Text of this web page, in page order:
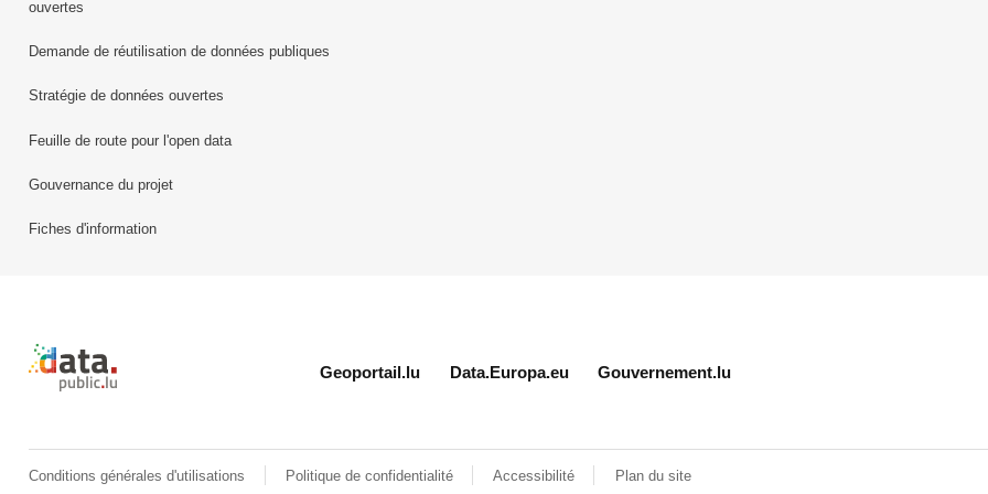
ouvertes
Demande de réutilisation de données publiques
Stratégie de données ouvertes
Feuille de route pour l'open data
Gouvernance du projet
Fiches d'information
Retour à l'accueil de data.public.lu
Geoportail.lu Data.Europa.eu Gouvernement.lu
Conditions générales d'utilisations Politique de confidentialité Accessibilité Plan du site